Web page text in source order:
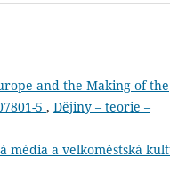
and the Making of the
5 , Dějiny – teorie –
média a velkoměstská